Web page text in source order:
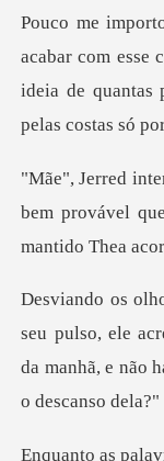
Pouco me
acabar com esse
bem provável
ulso, ele
da manhã, e